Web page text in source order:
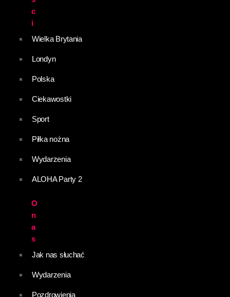
c
i
Wielka Brytania
Londyn
Polska
Ciekawostki
Sport
Piłka nożna
Wydarzenia
ALOHA Party 2
O
n
a
s
Jak nas słuchać
Wydarzenia
Pozdrowienia